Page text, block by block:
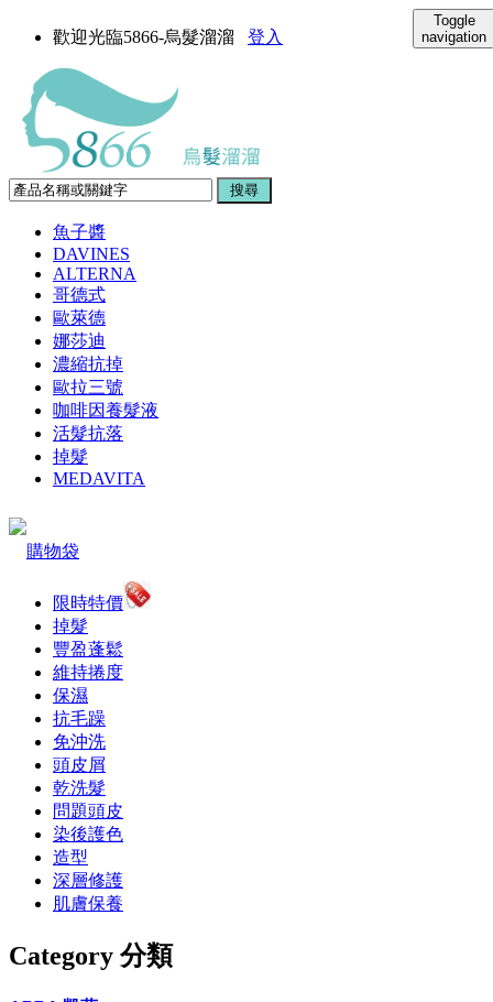
歡迎光臨5866-烏髮溜溜 登入
Toggle
navigation
魚子醬
DAVINES
ALTERNA
哥德式
歐萊德
娜莎迪
濃縮抗掉
歐拉三號
咖啡因養髮液
活髮抗落
掉髮
MEDAVITA
購物袋
限時特價
掉髮
豐盈蓬鬆
維持捲度
保濕
抗毛躁
免沖洗
頭皮屑
乾洗髮
問題頭皮
染後護色
造型
深層修護
肌膚保養
Category 分類